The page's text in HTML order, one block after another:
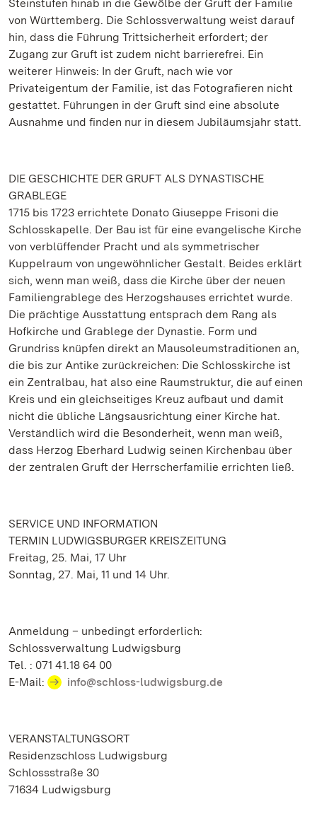
Steinstufen hinab in die Gewölbe der Gruft der Familie
von Württemberg. Die Schlossverwaltung weist darauf
hin, dass die Führung Trittsicherheit erfordert; der
Zugang zur Gruft ist zudem nicht barrierefrei. Ein
weiterer Hinweis: In der Gruft, nach wie vor
Privateigentum der Familie, ist das Fotografieren nicht
gestattet. Führungen in der Gruft sind eine absolute
Ausnahme und finden nur in diesem Jubiläumsjahr statt.
DIE GESCHICHTE DER GRUFT ALS DYNASTISCHE
GRABLEGE
1715 bis 1723 errichtete Donato Giuseppe Frisoni die
Schlosskapelle. Der Bau ist für eine evangelische Kirche
von verblüffender Pracht und als symmetrischer
Kuppelraum von ungewöhnlicher Gestalt. Beides erklärt
sich, wenn man weiß, dass die Kirche über der neuen
Familiengrablege des Herzogshauses errichtet wurde.
Die prächtige Ausstattung entsprach dem Rang als
Hofkirche und Grablege der Dynastie. Form und
Grundriss knüpfen direkt an Mausoleumstraditionen an,
die bis zur Antike zurückreichen: Die Schlosskirche ist
ein Zentralbau, hat also eine Raumstruktur, die auf einen
Kreis und ein gleichseitiges Kreuz aufbaut und damit
nicht die übliche Längsausrichtung einer Kirche hat.
Verständlich wird die Besonderheit, wenn man weiß,
dass Herzog Eberhard Ludwig seinen Kirchenbau über
der zentralen Gruft der Herrscherfamilie errichten ließ.
SERVICE UND INFORMATION
TERMIN LUDWIGSBURGER KREISZEITUNG
Freitag, 25. Mai, 17 Uhr
Sonntag, 27. Mai, 11 und 14 Uhr.
Anmeldung – unbedingt erforderlich:
Schlossverwaltung Ludwigsburg
Tel. : 071 41.18 64 00
E-Mail:
info@schloss-ludwigsburg.de
VERANSTALTUNGSORT
Residenzschloss Ludwigsburg
Schlossstraße 30
71634 Ludwigsburg